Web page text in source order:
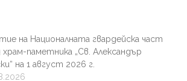
на Националната гвардейска част
храм-паметника „Св. Александър
на 1 август 2026 г.